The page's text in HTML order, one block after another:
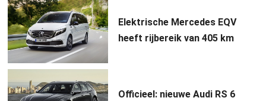
Elektrische Mercedes EQV
heeft rijbereik van 405 km
Officieel: nieuwe Audi RS 6